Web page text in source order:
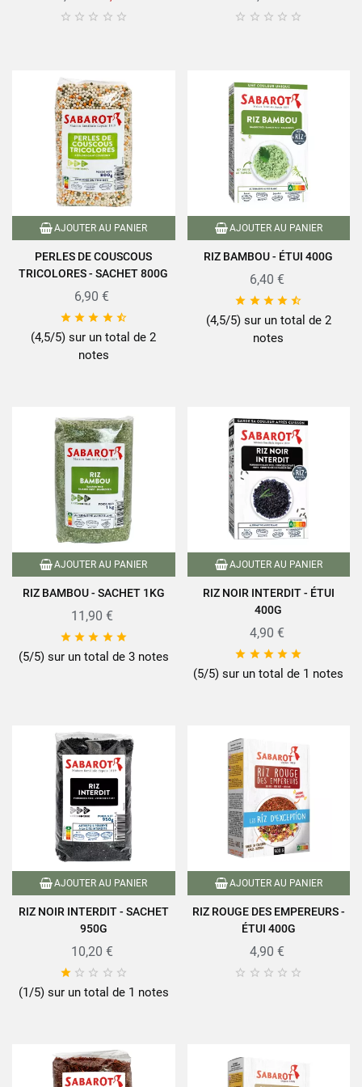
         
AJOUTER AU PANIER
PERLES DE COUSCOUS
TRICOLORES - SACHET 800G
6,90 €
    
(4,5/5) sur un total de 2
notes
AJOUTER AU PANIER
RIZ BAMBOU - ÉTUI 400G
6,40 €
    
(4,5/5) sur un total de 2
notes
AJOUTER AU PANIER
RIZ BAMBOU - SACHET 1KG
11,90 €
    
(5/5) sur un total de 3 notes
AJOUTER AU PANIER
RIZ NOIR INTERDIT - ÉTUI
400G
4,90 €
    
(5/5) sur un total de 1 notes
AJOUTER AU PANIER
RIZ NOIR INTERDIT - SACHET
950G
10,20 €
    
(1/5) sur un total de 1 notes
AJOUTER AU PANIER
RIZ ROUGE DES EMPEREURS -
ÉTUI 400G
4,90 €
    